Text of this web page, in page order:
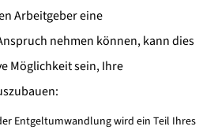
Arbeitgeber eine
nehmen können, kann dies
Möglichkeit sein, Ihre
Entgeltumwandlung wird ein Teil Ihres